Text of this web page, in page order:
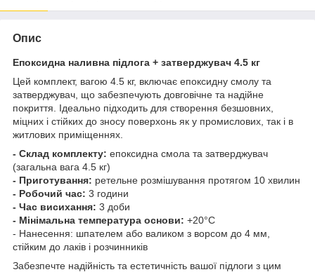
Опис
Епоксидна наливна підлога + затверджувач 4.5 кг
Цей комплект, вагою 4.5 кг, включає епоксидну смолу та
затверджувач, що забезпечують довговічне та надійне
покриття. Ідеально підходить для створення безшовних,
міцних і стійких до зносу поверхонь як у промислових, так і в
житлових приміщеннях.
- Склад комплекту: епоксидна смола та затверджувач
(загальна вага 4.5 кг)
- Приготування: ретельне розмішування протягом 10 хвилин
- Робочий час: 3 години
- Час висихання: 3 доби
- Мінімальна температура основи: +20°C
- Нанесення: шпателем або валиком з ворсом до 4 мм,
стійким до лаків і розчинників
Забезпечте надійність та естетичність вашої підлоги з цим